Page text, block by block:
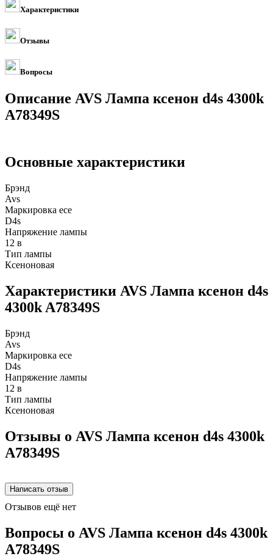
Характеристики
Отзывы
Вопросы
Описание AVS Лампа ксенон d4s 4300k
A78349S
Основные характеристики
Брэнд
Avs
Маркировка ece
D4s
Напряжение лампы
12 в
Тип лампы
Ксеноновая
Характеристики AVS Лампа ксенон d4s
4300k A78349S
Брэнд
Avs
Маркировка ece
D4s
Напряжение лампы
12 в
Тип лампы
Ксеноновая
Отзывы о AVS Лампа ксенон d4s 4300k
A78349S
Отзывов ещё нет
Вопросы о AVS Лампа ксенон d4s 4300k
A78349S